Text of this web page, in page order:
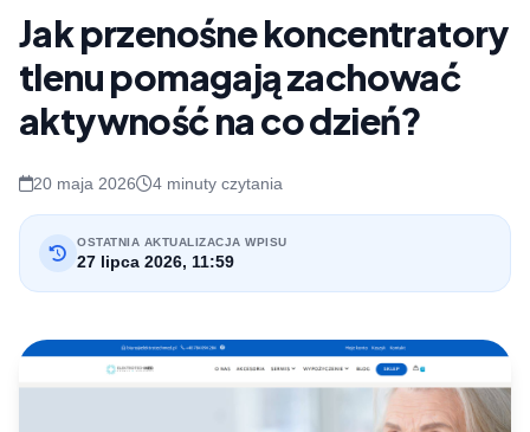
Jak przenośne koncentratory
tlenu pomagają zachować
aktywność na co dzień?
20 maja 2026 4 minuty czytania
OSTATNIA AKTUALIZACJA WPISU
27 lipca 2026, 11:59